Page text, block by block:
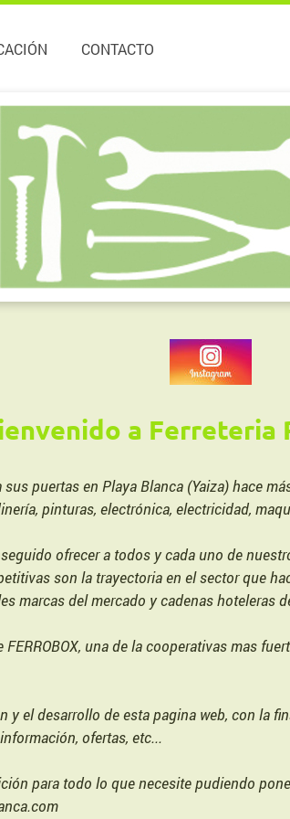
CONTACTO
a Ferreteria
sus puertas en Playa Blanca (Yaiza) hace
pinturas, electrónica, electricidad,
ofrecer a todos y cada uno de
son la trayectoria en el sector que
marcas del mercado y cadenas hoteleras
una de la cooperativas mas
y el desarrollo de esta pagina web, con la
ofertas, etc...
para todo lo que necesite pudiendo